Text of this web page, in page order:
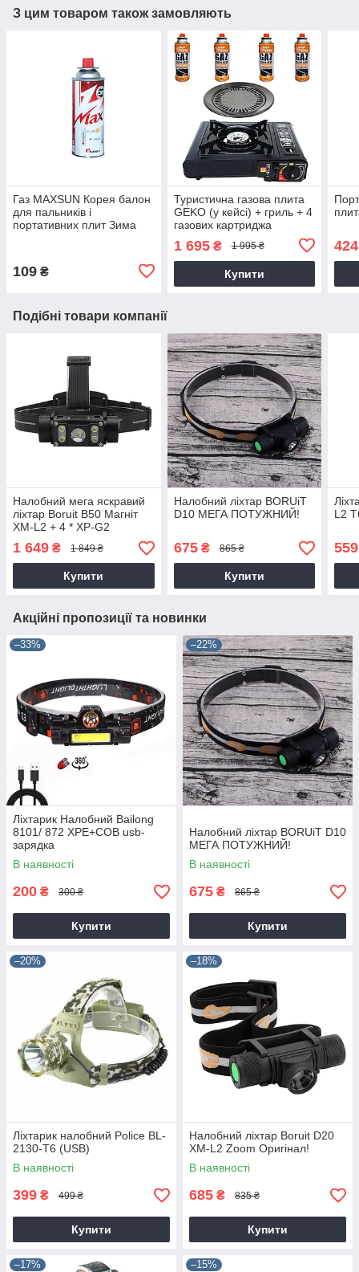
З цим товаром також замовляють
Газ MAXSUN Корея балон
для пальників і
портативних плит Зима
109 ₴
Туристична газова плита
GEKO (у кейсі) + гриль + 4
газових картриджа
1 695₴ 1 995 ₴
Купити
Подібні товари компанії
Налобний мега яскравий
ліхтар Boruit B50 Магніт
XM-L2 + 4 * XP-G2
1 649 ₴ 1 849 ₴
Купити
Налобний ліхтар BORUiT
D10 МЕГА ПОТУЖНИЙ!
675₴ 865 ₴
Купити
L2
559
Акційні пропозиції та новинки
–33%
Ліхтарик Налобний Bailong
8101/ 872 XPE+COB usb-
зарядка
В наявності
200 ₴ 300 ₴
Купити
–22%
Налобний ліхтар BORUiT D10
МЕГА ПОТУЖНИЙ!
В наявності
675 ₴ 865 ₴
Купити
–20%
Ліхтарик налобний Police BL-
2130-T6 (USB)
В наявності
399 ₴ 499 ₴
Купити
–18%
Налобний ліхтар Boruit D20
XM-L2 Zoom Оригінал!
В наявності
685 ₴ 835 ₴
Купити
–17% –15%